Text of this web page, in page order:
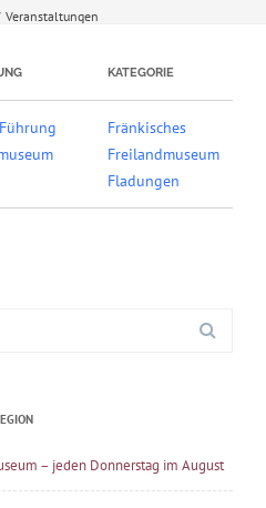
Veranstaltungen
KATEGORIE
Fränkisches
Freilandmuseum
Fladungen
– jeden Donnerstag im August